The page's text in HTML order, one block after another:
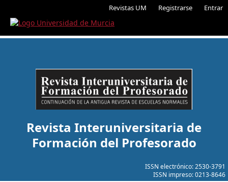
Revistas UM Registrarse Entrar
ISSN electrónico: 2530-3791
ISSN impreso:0213-8646
Revista Interuniversitaria de
Formación del Profesorado